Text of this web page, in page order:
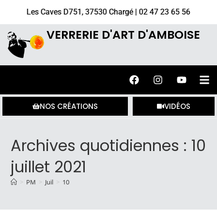
Les Caves D751, 37530 Chargé | 02 47 23 65 56
VERRERIE D'ART D'AMBOISE
NOS CRÉATIONS VIDÉOS
Archives quotidiennes : 10
juillet 2021
> PM > Juil > 10